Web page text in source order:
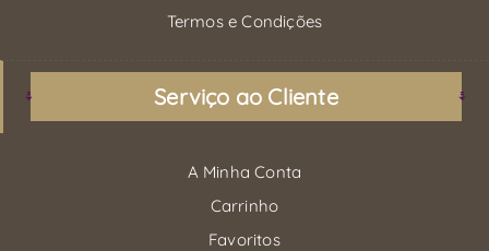
Termos e Condições
Serviço ao Cliente
A Minha Conta
Carrinho
Favoritos